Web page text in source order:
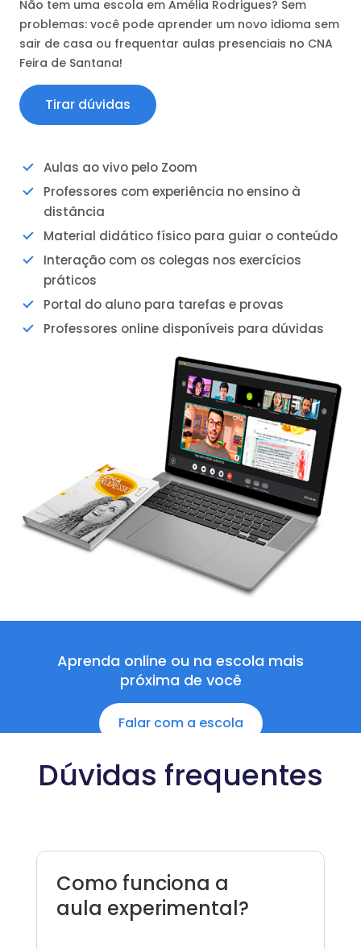
Não tem uma escola em Amélia Rodrigues? Sem
problemas: você pode aprender um novo idioma sem
sair de casa ou frequentar aulas presenciais no CNA
Feira de Santana!
Tirar dúvidas
Aulas ao vivo pelo Zoom
Professores com experiência no ensino à
distância
Material didático físico para guiar o conteúdo
Interação com os colegas nos exercícios
práticos
Portal do aluno para tarefas e provas
Professores online disponíveis para dúvidas
Aprenda online ou na escola mais
próxima de você
Falar com a escola
Dúvidas frequentes
Como funciona a
aula experimental?